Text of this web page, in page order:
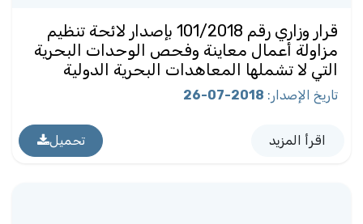
قرار وزاري رقم 101/2018 بإصدار لائحة تنظيم
مزاولة أعمال معاينة وفحص الوحدات البحرية
التي لا تشملها المعاهدات البحرية الدولية
تاريخ الإصدار :
2018-07-26
اقرأ المزيد تحميل